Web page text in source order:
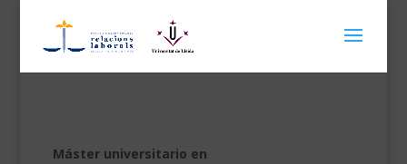
Máster universitario en